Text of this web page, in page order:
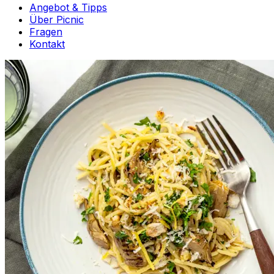
Angebot & Tipps
Über Picnic
Fragen
Kontakt